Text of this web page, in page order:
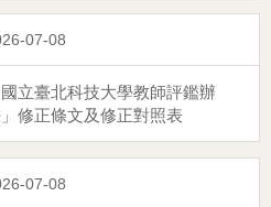
07-08
國立臺北科技大學教師評鑑辦
修正條文及修正對照表
07-08